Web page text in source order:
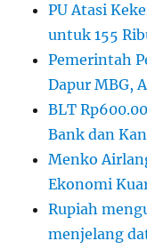
PU Atasi
untuk 155
Pemerintah
Dapur MBG,
BLT
Bank dan
Menko
Ekonomi
Rupiah
menjelang